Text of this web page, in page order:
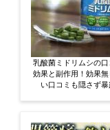
乳酸菌ミドリムシの
効果と副作用！効果
い口コミも隠さず暴